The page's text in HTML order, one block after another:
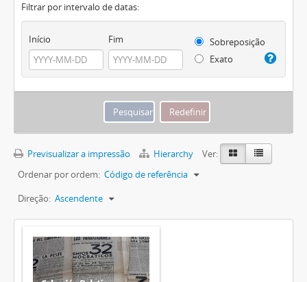
Filtrar por intervalo de datas:
Início Fim
Sobreposição
Exato
Previsualizar a impressão Hierarchy
Ver:
Ordenar por ordem: Código de referência
Direção: Ascendente